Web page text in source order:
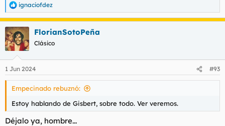
R
e
a
c
c
i
e
s
ignaciofdez
FlorianSotoPeña
Clásico
1 Jun 2024 #93
Empecinado rebuznó:
Estoy hablando de Gisbert, sobre todo. Ver veremos.
Déjalo ya, hombre...